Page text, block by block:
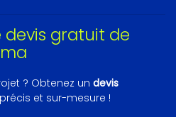
devis gratuit de
? Obtenez un devis
précis et sur-mesure !